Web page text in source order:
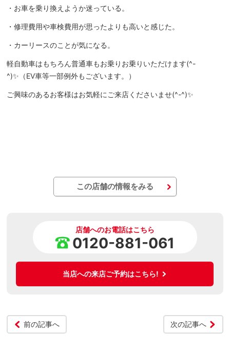
・お車を乗り換えようか迷っている。
・修理費用や車検費用が思ったよりも高いと感じた。
・カーリースのことが気になる。
軽自動車はもちろん普通車もお乗りお乗りいただけます(^-
^)✨（EV車等一部例外もございます。）
ご興味のあるお客様はお気軽にご来店くださいませ(^-^)✨
この店舗の情報をみる
店舗へのお電話はこちら
0120-881-061
当店への来店ご予約はこちら!
前の記事へ 次の記事へ